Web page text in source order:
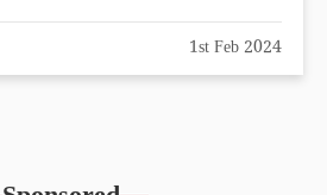
1st Feb 2024